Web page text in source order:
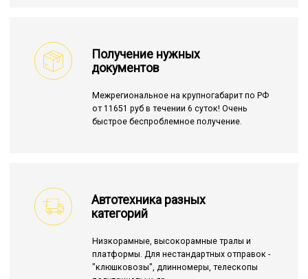
Получение нужных
документов
Межрегиональное на крупногабарит по РФ
от 11651 руб в течении 6 суток! Очень
быстрое беспроблемное получение.
Автотехника разных
категорий
Низкорамные, высокорамные тралы и
платформы. Для нестандартных отправок -
"клюшковозы", длинномеры, телескопы